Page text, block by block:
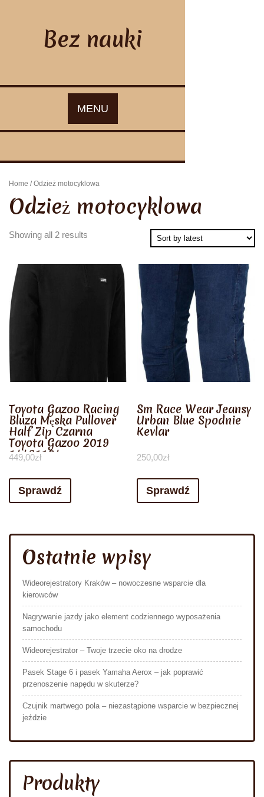
Bez nauki
MENU
Home / Odzież motocyklowa
Odzież motocyklowa
Showing all 2 results
Toyota Gazoo Racing
Bluza Męska Pullover
Half Zip Czarna
Toyota Gazoo 2019
14461104
449,00zł
Sprawdź
Sm Race Wear Jeansy
Urban Blue Spodnie
Kevlar
250,00zł
Sprawdź
Ostatnie wpisy
Wideorejestratory Kraków – nowoczesne wsparcie dla
kierowców
Nagrywanie jazdy jako element codziennego wyposażenia
samochodu
Wideorejestrator – Twoje trzecie oko na drodze
Pasek Stage 6 i pasek Yamaha Aerox – jak poprawić
przenoszenie napędu w skuterze?
Czujnik martwego pola – niezastąpione wsparcie w bezpiecznej
jeździe
Produkty